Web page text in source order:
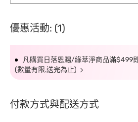
優惠活動: (1)
凡購買日落恩賜/綠萃淨商品滿$499
(數量有限,送完為止)
付款方式與配送方式